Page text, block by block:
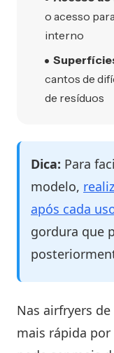
o acesso
interno
cantos de
de resíduos
Dica: Para
modelo,
após cada
gordura que
Nas airfryers
mais rápida